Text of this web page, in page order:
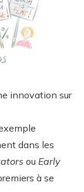
innovation sur
dans les
ou Early
à se